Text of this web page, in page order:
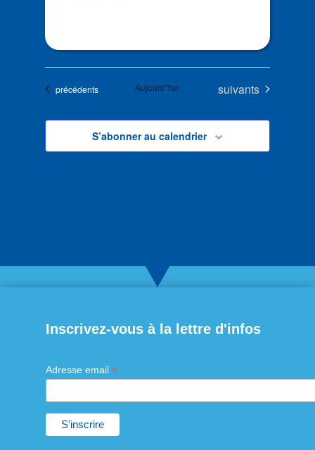
Évènements
précédents Aujourd’hui Évènements
suivants
S’abonner au calendrier
Inscrivez-vous à la lettre d'infos
Adresse email *